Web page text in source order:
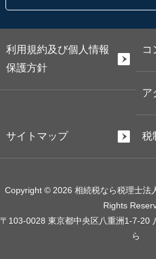
利用規約及び個人情報
保護方針
コ
ア
サイトマップ 税
Copyright © 2026 相続税なら税理士法
Rights
〒103-0028 東京都中央区八重洲1-7-20
ら